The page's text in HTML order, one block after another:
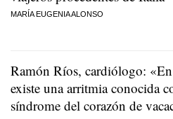
MARÍA EUGENIA ALONSO
Ramón Ríos, cardiólogo:
existe una arritmia conocida
síndrome del corazón de